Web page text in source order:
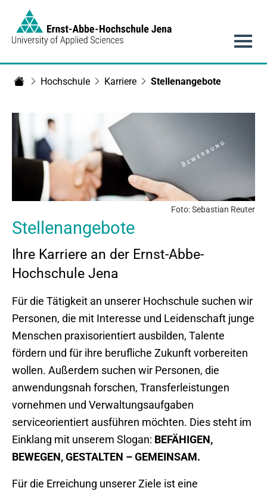
Hochschule Karriere Stellenangebote
Foto: Sebastian Reuter
Stellenangebote
Ihre Karriere an der Ernst-Abbe-
Hochschule Jena
Für die Tätigkeit an unserer Hochschule suchen wir
Personen, die mit Interesse und Leidenschaft junge
Menschen praxisorientiert ausbilden, Talente
fördern und für ihre berufliche Zukunft vorbereiten
wollen. Außerdem suchen wir Personen, die
anwendungsnah forschen, Transferleistungen
vornehmen und Verwaltungsaufgaben
serviceorientiert ausführen möchten. Dies steht im
Einklang mit unserem Slogan: BEFÄHIGEN,
BEWEGEN, GESTALTEN – GEMEINSAM.
Für die Erreichung unserer Ziele ist eine